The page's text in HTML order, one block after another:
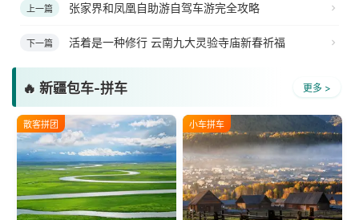
上一篇 张家界和凤凰自助游自驾车游完全攻略
下一篇 活着是一种修行 云南九大灵验寺庙新春祈福
🔥 新疆包车-拼车 更多 >
散客拼团 小车拼车